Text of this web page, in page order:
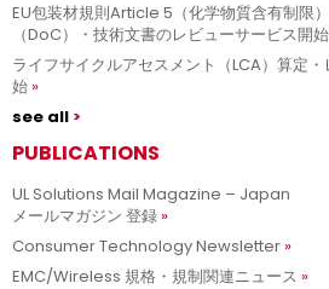
EU包装材規則Article 5（化学物質含有制限
（DoC）・技術文書のレビューサービス開始
ライフサイクルアセスメント（LCA）算定
始
see all
PUBLICATIONS
UL Solutions Mail Magazine – Japan
メールマガジン 登録
Consumer Technology Newsletter
EMC/Wireless 規格・規制関連ニュース